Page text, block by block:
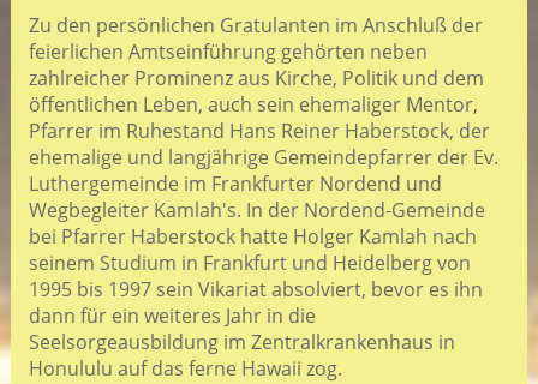
Zu den persönlichen Gratulanten im Anschluß der
feierlichen Amtseinführung gehörten neben
zahlreicher Prominenz aus Kirche, Politik und dem
öffentlichen Leben, auch sein ehemaliger Mentor,
Pfarrer im Ruhestand Hans Reiner Haberstock, der
ehemalige und langjährige Gemeindepfarrer der Ev.
Luthergemeinde im Frankfurter Nordend und
Wegbegleiter Kamlah's. In der Nordend-Gemeinde
bei Pfarrer Haberstock hatte Holger Kamlah nach
seinem Studium in Frankfurt und Heidelberg von
1995 bis 1997 sein Vikariat absolviert, bevor es ihn
dann für ein weiteres Jahr in die
Seelsorgeausbildung im Zentralkrankenhaus in
Honululu auf das ferne Hawaii zog.